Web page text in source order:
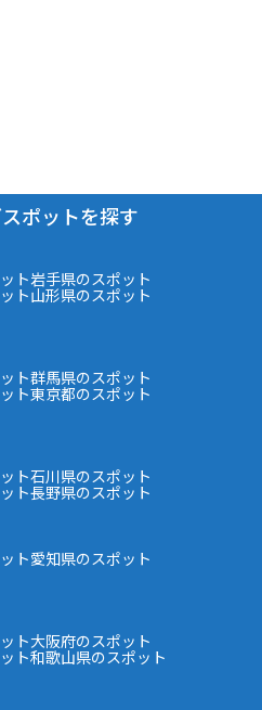
ポットを探す
ト岩手県のスポット
ト山形県のスポット
ト群馬県のスポット
ト東京都のスポット
ト石川県のスポット
ト長野県のスポット
ト愛知県のスポット
ト大阪府のスポット
ト和歌山県のスポット